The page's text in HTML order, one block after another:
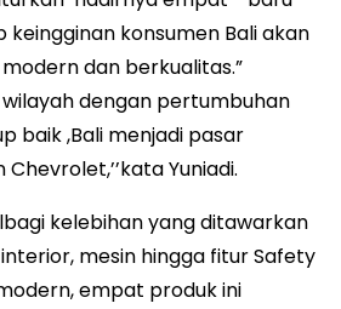
konsumen Bali akan
dan berkualitas.”
dengan pertumbuhan
baik ,Bali menjadi pasar
Yuniadi.
kelebihan yang ditawarkan
mesin hingga fitur Safety
empat produk ini